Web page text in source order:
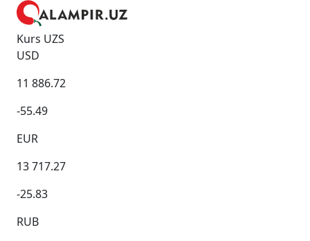
Kurs UZS
USD
11 886.72
-55.49
EUR
13 717.27
-25.83
RUB